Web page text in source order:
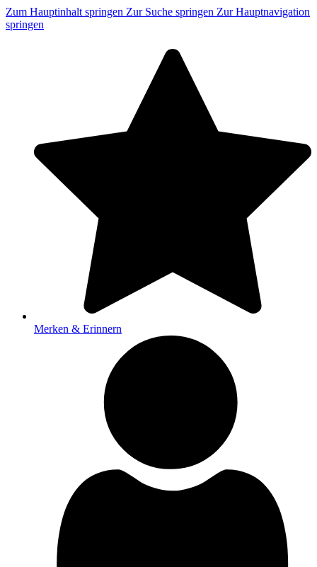
Zum Hauptinhalt springen Zur Suche springen Zur Hauptnavigation
springen
Merken & Erinnern